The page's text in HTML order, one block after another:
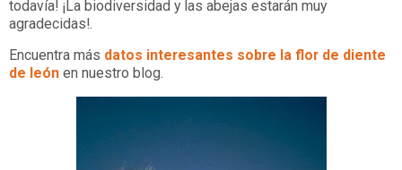
todavía! ¡La biodiversidad y las abejas estarán muy
agradecidas!.
Encuentra más datos interesantes sobre la flor de diente
de león en nuestro blog.